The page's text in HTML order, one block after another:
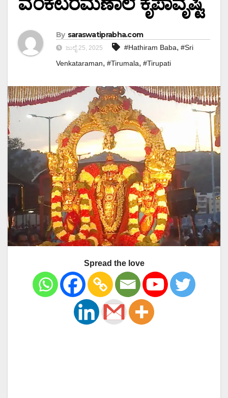
By saraswatiprabha.com
ಜುಲೈ 25, 2025 #Hathiram Baba, #Sri
Venkataraman, #Tirumala, #Tirupati
Spread the love